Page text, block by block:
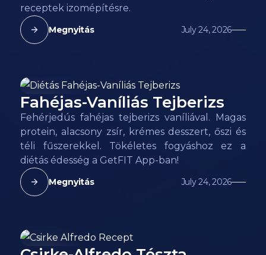
receptek izomépítésre.
Megnyitás July 24, 2026
118kcal
Fahéjas-Vaníliás Tejberizs
Fehérjedús fahéjas tejberizs vaníliával. Magas
protein, alacsony zsír, krémes desszert, őszi és
téli fűszerekkel. Tökéletes fogyáshoz ez a
diétás édesség a GetFIT App-ban!
Megnyitás July 24, 2026